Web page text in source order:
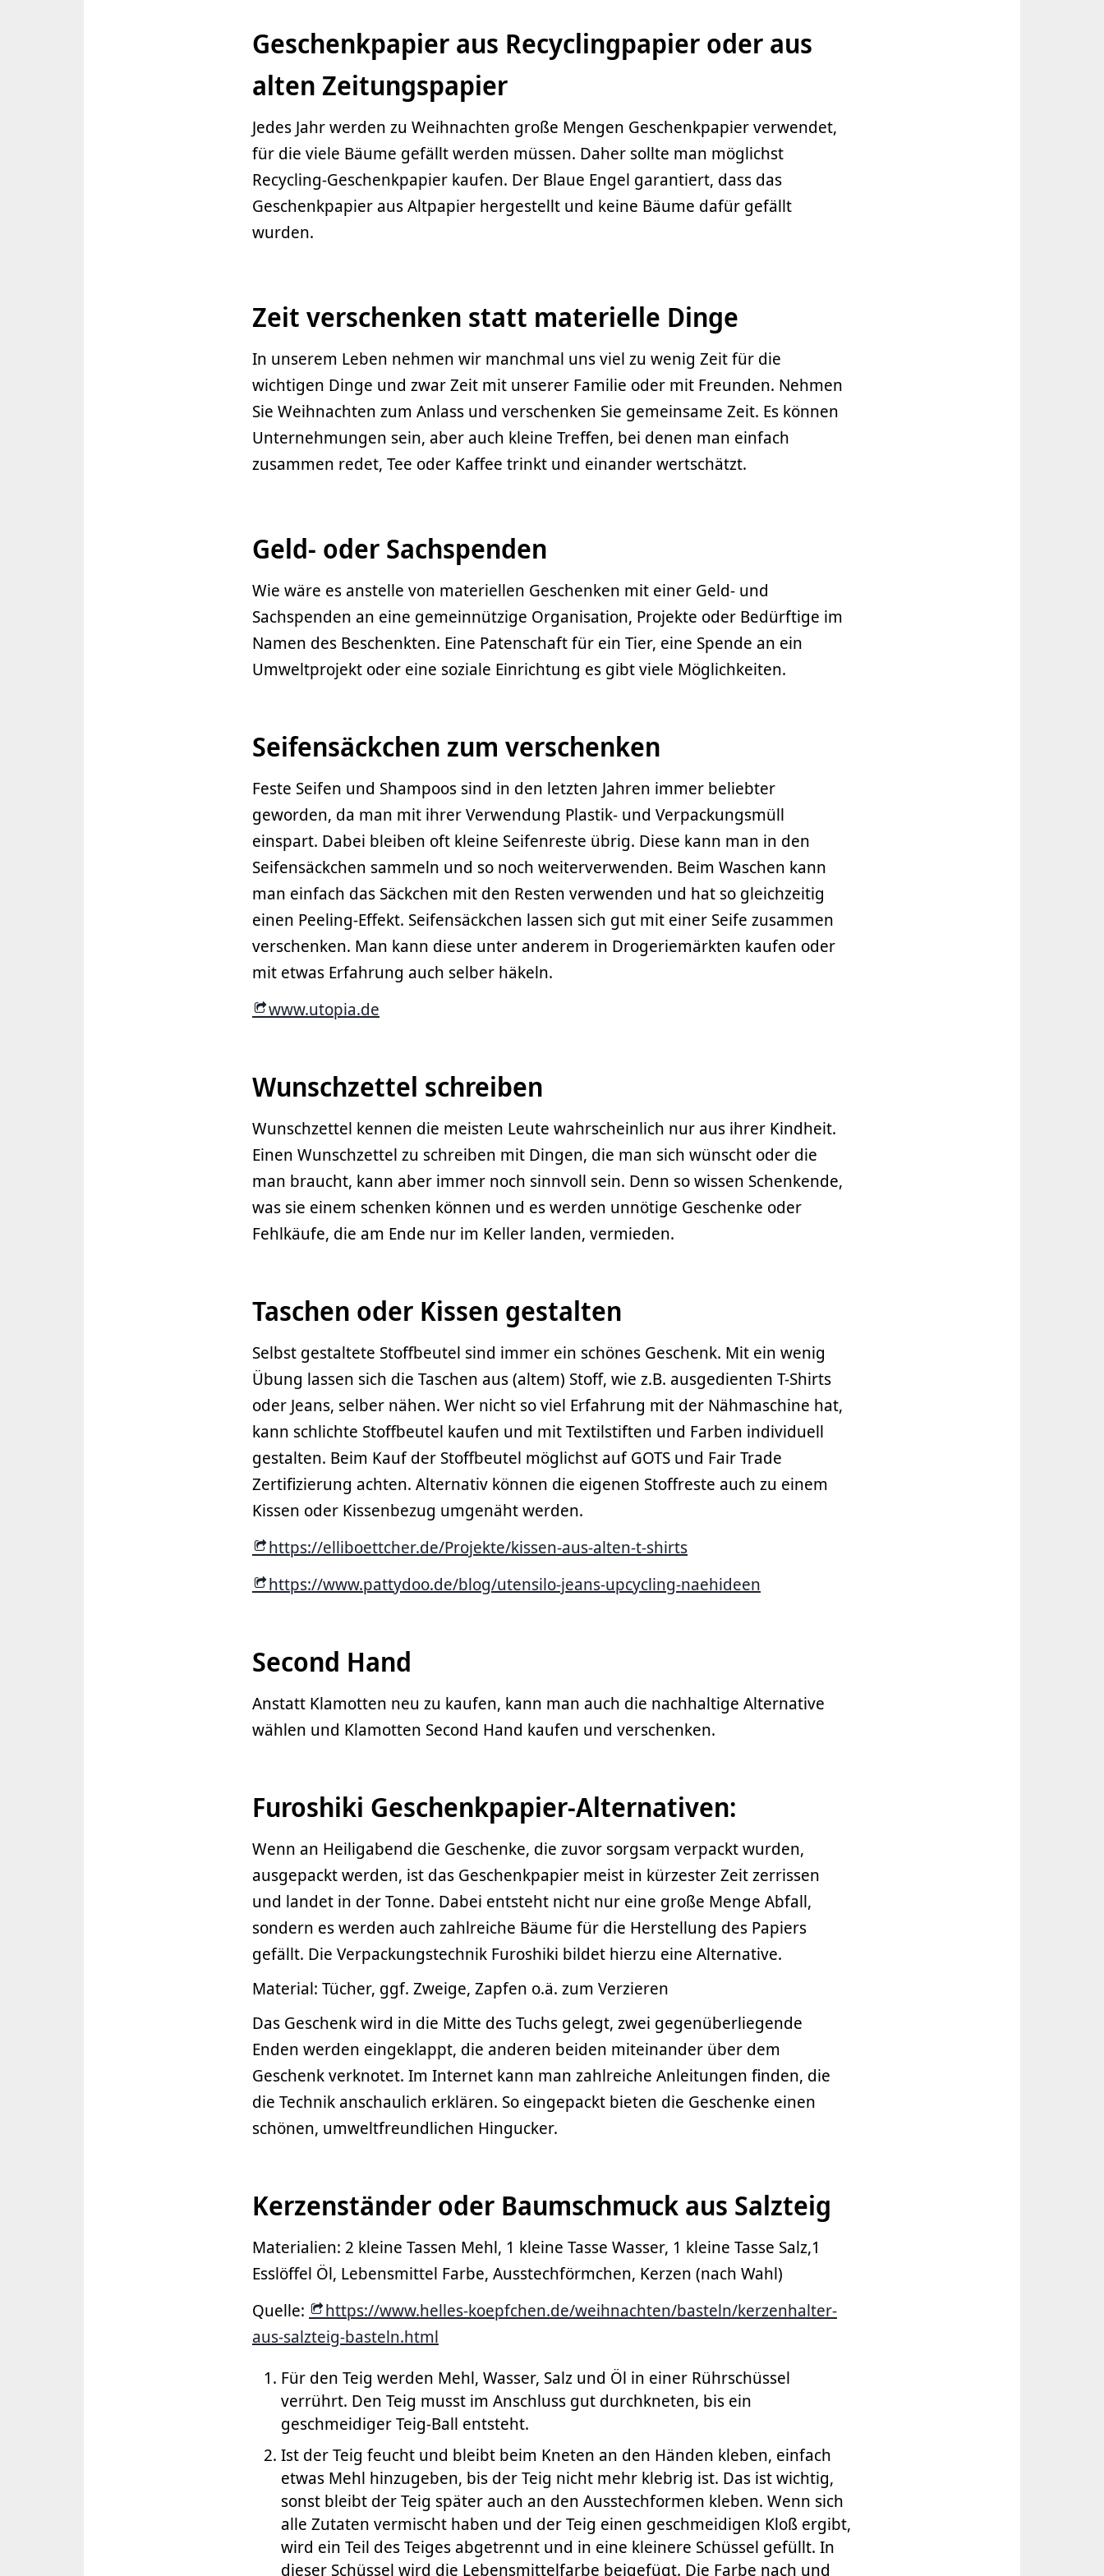
Geschenkpapier aus Recyclingpapier oder aus
alten Zeitungspapier
Jedes Jahr werden zu Weihnachten große Mengen Geschenkpapier verwendet,
für die viele Bäume gefällt werden müssen. Daher sollte man möglichst
Recycling-Geschenkpapier kaufen. Der Blaue Engel garantiert, dass das
Geschenkpapier aus Altpapier hergestellt und keine Bäume dafür gefällt
wurden.
Zeit verschenken statt materielle Dinge
In unserem Leben nehmen wir manchmal uns viel zu wenig Zeit für die
wichtigen Dinge und zwar Zeit mit unserer Familie oder mit Freunden. Nehmen
Sie Weihnachten zum Anlass und verschenken Sie gemeinsame Zeit. Es können
Unternehmungen sein, aber auch kleine Treffen, bei denen man einfach
zusammen redet, Tee oder Kaffee trinkt und einander wertschätzt.
Geld- oder Sachspenden
Wie wäre es anstelle von materiellen Geschenken mit einer Geld- und
Sachspenden an eine gemeinnützige Organisation, Projekte oder Bedürftige im
Namen des Beschenkten. Eine Patenschaft für ein Tier, eine Spende an ein
Umweltprojekt oder eine soziale Einrichtung es gibt viele Möglichkeiten.
Seifensäckchen zum verschenken
Feste Seifen und Shampoos sind in den letzten Jahren immer beliebter
geworden, da man mit ihrer Verwendung Plastik- und Verpackungsmüll
einspart. Dabei bleiben oft kleine Seifenreste übrig. Diese kann man in den
Seifensäckchen sammeln und so noch weiterverwenden. Beim Waschen kann
man einfach das Säckchen mit den Resten verwenden und hat so gleichzeitig
einen Peeling-Effekt. Seifensäckchen lassen sich gut mit einer Seife zusammen
verschenken. Man kann diese unter anderem in Drogeriemärkten kaufen oder
mit etwas Erfahrung auch selber häkeln.
www.utopia.de
Wunschzettel schreiben
Wunschzettel kennen die meisten Leute wahrscheinlich nur aus ihrer Kindheit.
Einen Wunschzettel zu schreiben mit Dingen, die man sich wünscht oder die
man braucht, kann aber immer noch sinnvoll sein. Denn so wissen Schenkende,
was sie einem schenken können und es werden unnötige Geschenke oder
Fehlkäufe, die am Ende nur im Keller landen, vermieden.
Taschen oder Kissen gestalten
Selbst gestaltete Stoffbeutel sind immer ein schönes Geschenk. Mit ein wenig
Übung lassen sich die Taschen aus (altem) Stoff, wie z.B. ausgedienten T-Shirts
oder Jeans, selber nähen. Wer nicht so viel Erfahrung mit der Nähmaschine hat,
kann schlichte Stoffbeutel kaufen und mit Textilstiften und Farben individuell
gestalten. Beim Kauf der Stoffbeutel möglichst auf GOTS und Fair Trade
Zertifizierung achten. Alternativ können die eigenen Stoffreste auch zu einem
Kissen oder Kissenbezug umgenäht werden.
https://elliboettcher.de/Projekte/kissen-aus-alten-t-shirts
https://www.pattydoo.de/blog/utensilo-jeans-upcycling-naehideen
Second Hand
Anstatt Klamotten neu zu kaufen, kann man auch die nachhaltige Alternative
wählen und Klamotten Second Hand kaufen und verschenken.
Furoshiki Geschenkpapier-Alternativen:
Wenn an Heiligabend die Geschenke, die zuvor sorgsam verpackt wurden,
ausgepackt werden, ist das Geschenkpapier meist in kürzester Zeit zerrissen
und landet in der Tonne. Dabei entsteht nicht nur eine große Menge Abfall,
sondern es werden auch zahlreiche Bäume für die Herstellung des Papiers
gefällt. Die Verpackungstechnik Furoshiki bildet hierzu eine Alternative.
Material: Tücher, ggf. Zweige, Zapfen o.ä. zum Verzieren
Das Geschenk wird in die Mitte des Tuchs gelegt, zwei gegenüberliegende
Enden werden eingeklappt, die anderen beiden miteinander über dem
Geschenk verknotet. Im Internet kann man zahlreiche Anleitungen finden, die
die Technik anschaulich erklären. So eingepackt bieten die Geschenke einen
schönen, umweltfreundlichen Hingucker.
Kerzenständer oder Baumschmuck aus Salzteig
Materialien: 2 kleine Tassen Mehl, 1 kleine Tasse Wasser, 1 kleine Tasse Salz,1
Esslöffel Öl, Lebensmittel Farbe, Ausstechförmchen, Kerzen (nach Wahl)
Quelle:
https://www.helles-koepfchen.de/weihnachten/basteln/kerzenhalter-
aus-salzteig-basteln.html
Für den Teig werden Mehl, Wasser, Salz und Öl in einer Rührschüssel
verrührt. Den Teig musst im Anschluss gut durchkneten, bis ein
geschmeidiger Teig-Ball entsteht.
Ist der Teig feucht und bleibt beim Kneten an den Händen kleben, einfach
etwas Mehl hinzugeben, bis der Teig nicht mehr klebrig ist. Das ist wichtig,
sonst bleibt der Teig später auch an den Ausstechformen kleben. Wenn sich
alle Zutaten vermischt haben und der Teig einen geschmeidigen Kloß ergibt,
wird ein Teil des Teiges abgetrennt und in eine kleinere Schüssel gefüllt. In
dieser Schüssel wird die Lebensmittelfarbe beigefügt. Die Farbe nach und